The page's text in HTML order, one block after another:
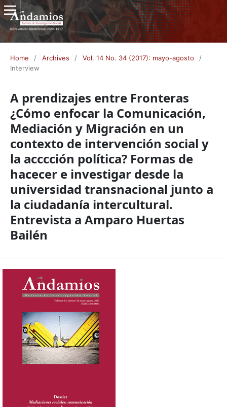
Home / Archives / Vol. 14 No. 34 (2017): mayo-agosto
/
Interview
A prendizajes entre Fronteras
¿Cómo enfocar la Comunicación,
Mediación y Migración en un
contexto de intervención social y
la acccción política? Formas de
hacecer e investigar desde la
universidad transnacional junto a
la ciudadanía intercultural.
Entrevista a Amparo Huertas
Bailén